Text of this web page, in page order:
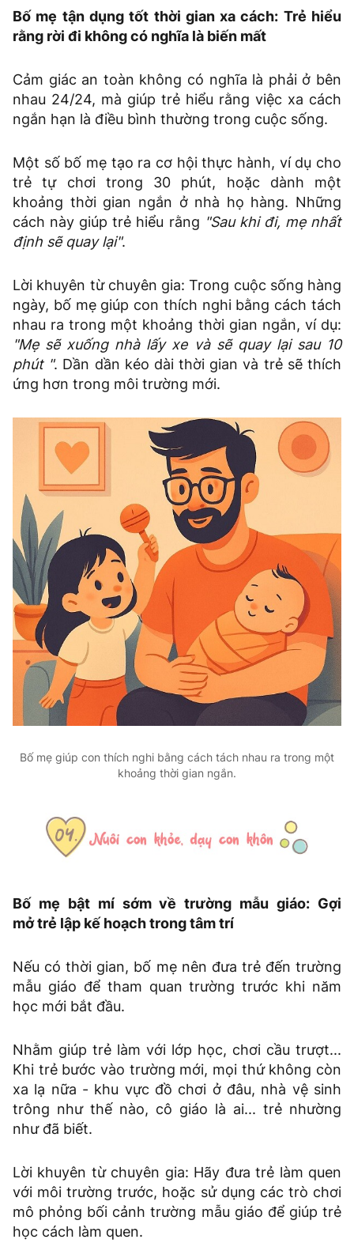
Bố mẹ tận dụng tốt thời gian xa cách: Trẻ hiểu
rằng rời đi không có nghĩa là biến mất
Cảm giác an toàn không có nghĩa là phải ở bên
nhau 24/24, mà giúp trẻ hiểu rằng việc xa cách
ngắn hạn là điều bình thường trong cuộc sống.
Một số bố mẹ tạo ra cơ hội thực hành, ví dụ cho
trẻ tự chơi trong 30 phút, hoặc dành một
khoảng thời gian ngắn ở nhà họ hàng. Những
cách này giúp trẻ hiểu rằng "Sau khi đi, mẹ nhất
định sẽ quay lại".
Lời khuyên từ chuyên gia: Trong cuộc sống hàng
ngày, bố mẹ giúp con thích nghi bằng cách tách
nhau ra trong một khoảng thời gian ngắn, ví dụ:
"Mẹ sẽ xuống nhà lấy xe và sẽ quay lại sau 10
phút ". Dần dần kéo dài thời gian và trẻ sẽ thích
ứng hơn trong môi trường mới.
Bố mẹ giúp con thích nghi bằng cách tách nhau ra trong một
khoảng thời gian ngắn.
Bố mẹ bật mí sớm về trường mẫu giáo: Gợi
mở trẻ lập kế hoạch trong tâm trí
Nếu có thời gian, bố mẹ nên đưa trẻ đến trường
mẫu giáo để tham quan trường trước khi năm
học mới bắt đầu.
Nhằm giúp trẻ làm với lớp học, chơi cầu trượt...
Khi trẻ bước vào trường mới, mọi thứ không còn
xa lạ nữa - khu vực đồ chơi ở đâu, nhà vệ sinh
trông như thế nào, cô giáo là ai... trẻ nhường
như đã biết.
Lời khuyên từ chuyên gia: Hãy đưa trẻ làm quen
với môi trường trước, hoặc sử dụng các trò chơi
mô phỏng bối cảnh trường mẫu giáo để giúp trẻ
học cách làm quen.